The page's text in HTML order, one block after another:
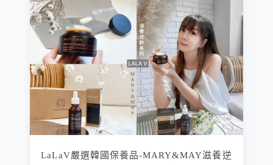
LaLaV嚴選韓國保養品-MARY&MAY滋養逆